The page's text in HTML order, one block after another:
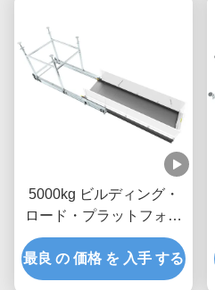
5000kg ビルディング・
ロード・プラットフォー
ム ホット・ディップ・ガ
ルバニゼーション
MLP4200
最良 の 価格 を 入手 する